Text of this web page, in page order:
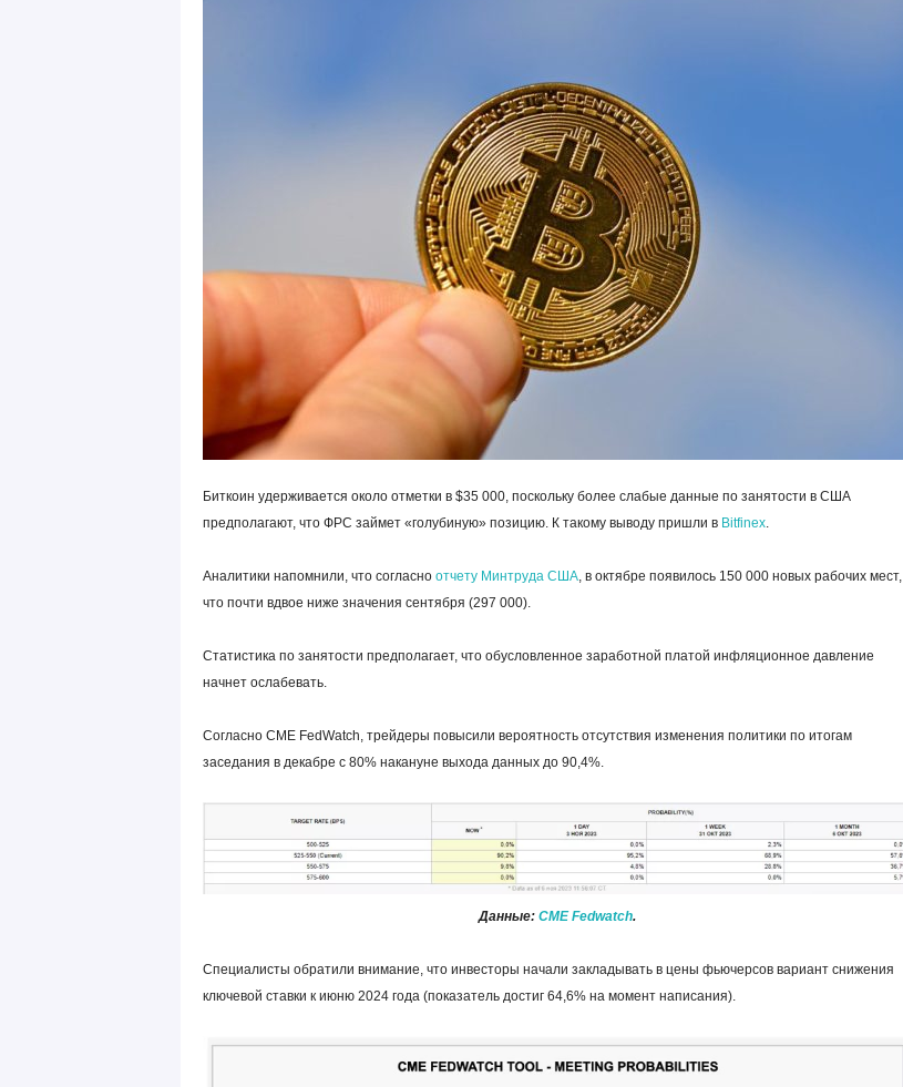
Биткоин удерживается около отметки в $35 000, поскольку более слабые данные по занятости в США
предполагают, что ФРС займет «голубиную» позицию. К такому выводу пришли вBitfinex.
Аналитики напомнили, что согласноотчету Минтруда США, в октябре появилось 150 000 новых рабочих мест,
что почти вдвое ниже значения сентября (297 000).
Статистика по занятости предполагает, что обусловленное заработной платой инфляционное давление
начнет ослабевать.
Согласно CME FedWatch, трейдеры повысили вероятность отсутствия изменения политики по итогам
заседания в декабре с 80% накануне выхода данных до 90,4%.
Данные:CME Fedwatch.
Специалисты обратили внимание, что инвесторы начали закладывать в цены фьючерсов вариант снижения
ключевой ставки к июню 2024 года (показатель достиг 64,6% на момент написания).